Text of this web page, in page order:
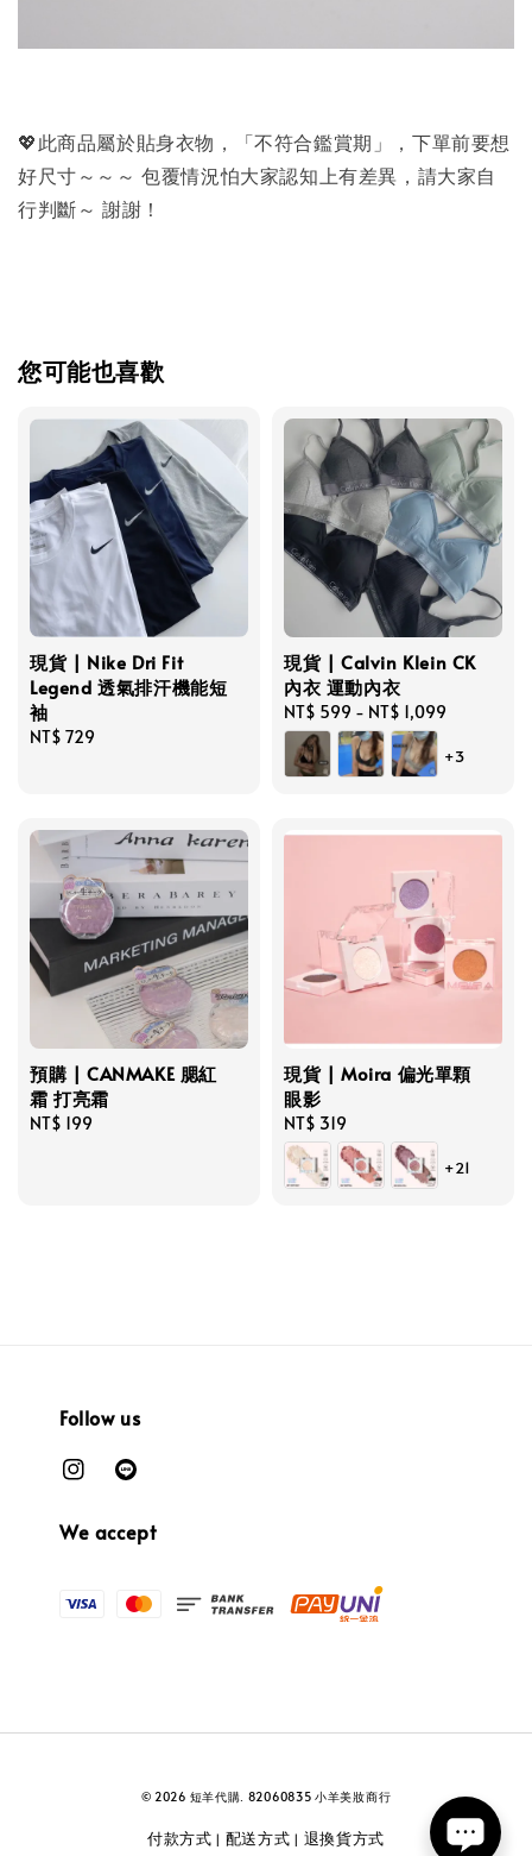
💖此商品屬於貼身衣物，「不符合鑑賞期」，下單前要想
好尺寸～～～ 包覆情況怕大家認知上有差異，請大家自
行判斷～ 謝謝！
您可能也喜歡
現貨 | Nike Dri Fit
Legend 透氣排汗機能短
袖
Regular
NT$ 729
現貨 | Calvin Klein CK
內衣 運動內衣
Regular
price
NT$ 599 - NT$ 1,099
+3
預購 | CANMAKE 腮紅
霜 打亮霜
Regular
NT$ 199
現貨 | Moira 偏光單顆
眼影
Regular
price
NT$ 319
+21
Follow us
We accept
© 2026 短羊代購. 82060835 小羊美妝商行
付款方式 | 配送方式 | 退換貨方式